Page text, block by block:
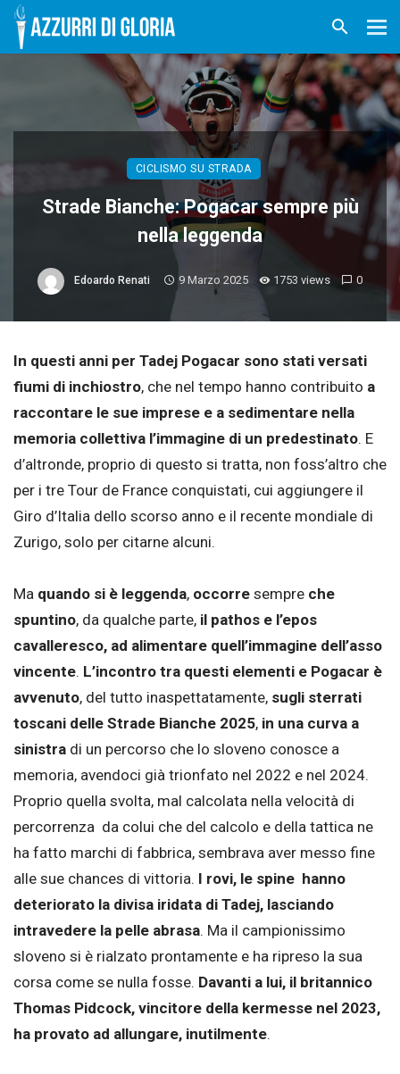
CICLISMO SU STRADA
Strade Bianche: Pogacar sempre più
nella leggenda
Edoardo Renati 9 Marzo 2025 1753 views 0
In questi anni per Tadej Pogacar sono stati versati
fiumi di inchiostro, che nel tempo hanno contribuito a
raccontare le sue imprese e a sedimentare nella
memoria collettiva l’immagine di un predestinato. E
d’altronde, proprio di questo si tratta, non foss’altro che
per i tre Tour de France conquistati, cui aggiungere il
Giro d’Italia dello scorso anno e il recente mondiale di
Zurigo, solo per citarne alcuni.
Ma quando si è leggenda, occorre sempre che
spuntino, da qualche parte, il pathos e l’epos
cavalleresco, ad alimentare quell’immagine dell’asso
vincente. L’incontro tra questi elementi e Pogacar è
avvenuto, del tutto inaspettatamente, sugli sterrati
toscani delle Strade Bianche 2025, in una curva a
sinistra di un percorso che lo sloveno conosce a
memoria, avendoci già trionfato nel 2022 e nel 2024.
Proprio quella svolta, mal calcolata nella velocità di
percorrenza da colui che del calcolo e della tattica ne
ha fatto marchi di fabbrica, sembrava aver messo fine
alle sue chances di vittoria. I rovi, le spine hanno
deteriorato la divisa iridata di Tadej, lasciando
intravedere la pelle abrasa. Ma il campionissimo
sloveno si è rialzato prontamente e ha ripreso la sua
corsa come se nulla fosse. Davanti a lui, il britannico
Thomas Pidcock, vincitore della kermesse nel 2023,
ha provato ad allungare, inutilmente.